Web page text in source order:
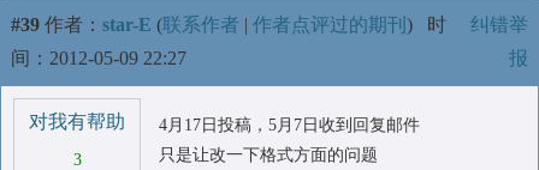
#39 作者： star-E (联系作者 | 作者点评过的期刊 ) 时
间：2012-05-09 22:27
纠错举
报
对我有帮助
3
4月17日投稿，5月7日收到回复邮件
只是让改一下格式方面的问题